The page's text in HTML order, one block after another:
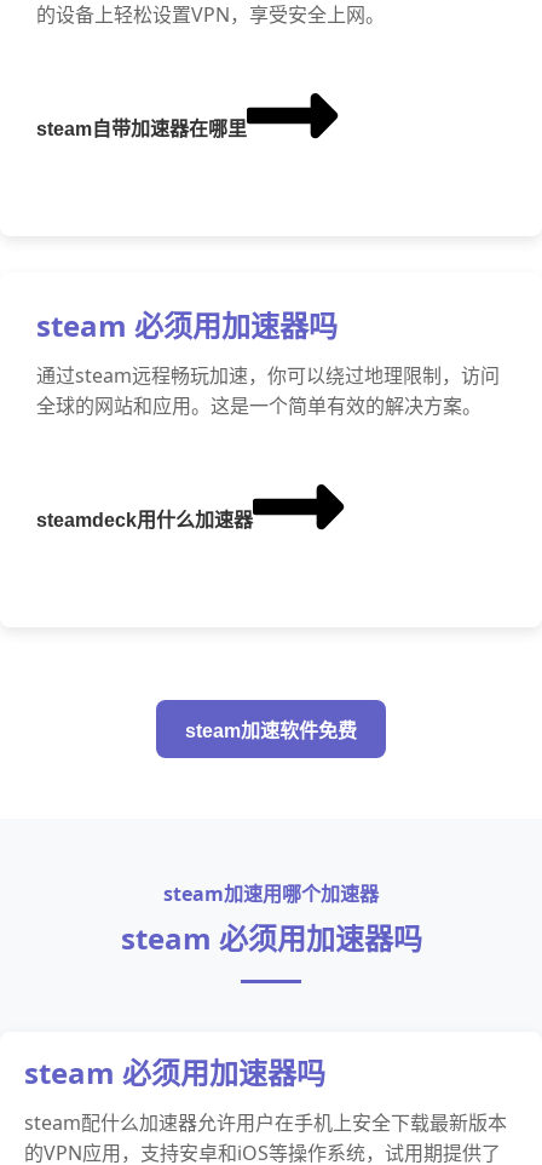
的设备上轻松设置VPN，享受安全上网。
steam自带加速器在哪里
steam 必须用加速器吗
通过steam远程畅玩加速，你可以绕过地理限制，访问
全球的网站和应用。这是一个简单有效的解决方案。
steamdeck用什么加速器
steam加速软件免费
steam加速用哪个加速器
steam 必须用加速器吗
steam 必须用加速器吗
steam配什么加速器允许用户在手机上安全下载最新版本
的VPN应用，支持安卓和iOS等操作系统，试用期提供了